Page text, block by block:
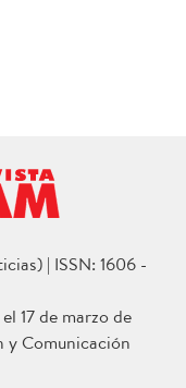
| ISSN: 1606 -
17 de marzo de
Comunicación